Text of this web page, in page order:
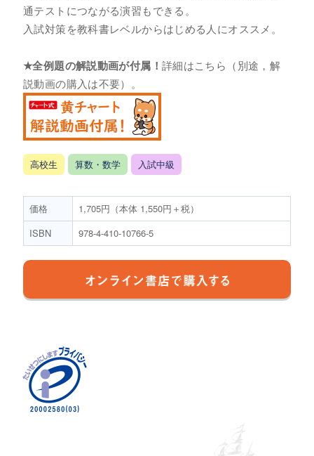
通テストにつながる演習もできる。
入試対策を教科書レベルからはじめる人にオススメ。
★全例題の解説動画が付属！ 詳細はこちら（別途，解
説動画の購入は不要）。
高校生 算数・数学 入試中級
価格
1,705円（本体 1,550円＋税）
ISBN
978-4-410-10766-5